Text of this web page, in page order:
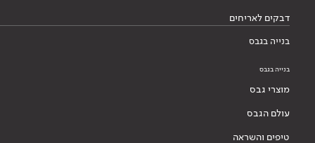
דבקים לאריחים
בנייה בגבס
בנייה בגבס
מוצרי גבס
עולם הגבס
טיפים והשראה